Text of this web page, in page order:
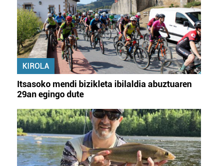
KIROLA
Itsasoko mendi bizikleta ibilaldia abuztuaren
29an egingo dute